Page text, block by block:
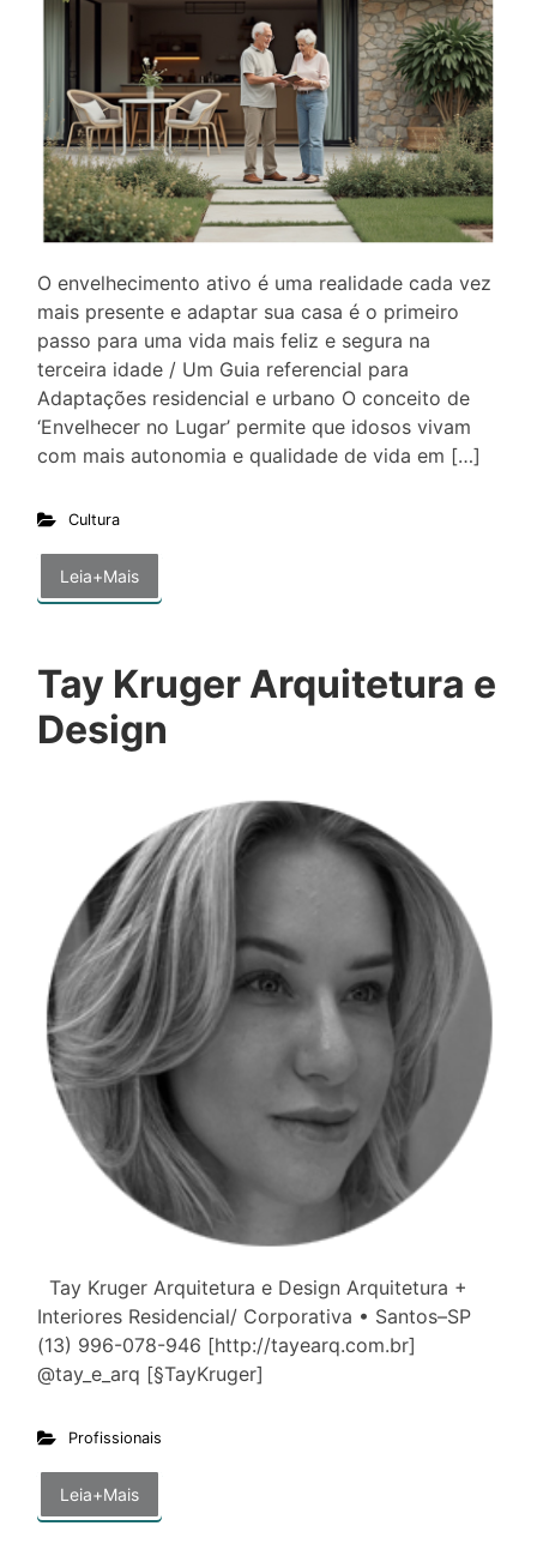
O envelhecimento ativo é uma realidade cada vez
mais presente e adaptar sua casa é o primeiro
passo para uma vida mais feliz e segura na
terceira idade / Um Guia referencial para
Adaptações residencial e urbano O conceito de
‘Envelhecer no Lugar’ permite que idosos vivam
com mais autonomia e qualidade de vida em […]
Cultura
Leia+Mais
Tay Kruger Arquitetura e
Design
Tay Kruger Arquitetura e Design Arquitetura +
Interiores Residencial/ Corporativa • Santos–SP
(13) 996-078-946 [http://tayearq.com.br]
@tay_e_arq [§TayKruger]
Profissionais
Leia+Mais